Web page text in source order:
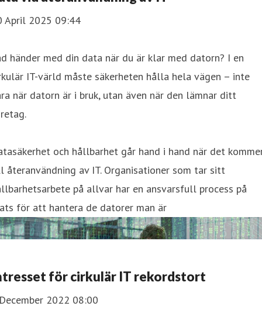
April 2025 09:44
händer med din data när du är klar med datorn? I en
IT-värld måste säkerheten hålla hela vägen – inte
när datorn är i bruk, utan även när den lämnar ditt
och hållbarhet går hand i hand när det
återanvändning av IT. Organisationer som tar sitt
på allvar har en ansvarsfull process på
för att hantera de datorer man är
för cirkulär IT rekordstort
2022 08:00